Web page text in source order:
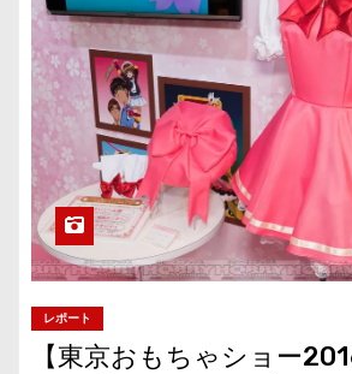
レポート
【東京おもちゃショー